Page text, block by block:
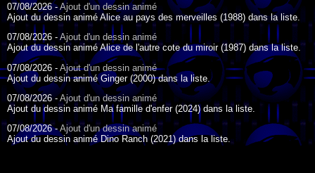
07/08/2026 -Ajout d'un dessin animé
Ajout du dessin animé Alice au pays des merveilles (1988) dans la liste.
07/08/2026 - Ajout d'un dessin animé
Ajout du dessin animé Alice de l'autre cote du miroir (1987) dans la liste.
07/08/2026 - Ajout d'un dessin animé
Ajout du dessin animé Ginger (2000) dans la liste.
07/08/2026 -Ajout d'un dessin animé
Ajout du dessin animé Ma famille d'enfer (2024) dans la liste.
07/08/2026 -Ajout d'un dessin animé
Ajout du dessin animé Dino Ranch (2021) dans la liste.